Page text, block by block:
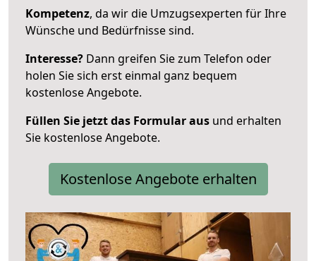
Kompetenz, da wir die Umzugsexperten für Ihre
Wünsche und Bedürfnisse sind.
Interesse? Dann greifen Sie zum Telefon oder
holen Sie sich erst einmal ganz bequem
kostenlose Angebote.
Füllen Sie jetzt das Formular aus und erhalten
Sie kostenlose Angebote.
Kostenlose Angebote erhalten